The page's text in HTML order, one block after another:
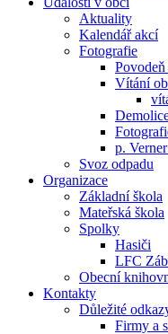
Aktuality
Kalendář akcí
Fotografie
Vítání
p.
Svoz odpadu
Organizace
Základní škola
Mateřská škola
Spolky
Hasiči
LFC
Obecní
Kontakty
Důležité
Firmy a